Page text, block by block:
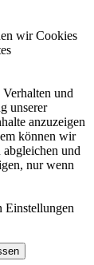
wir Cookies
und
unserer
anzuzeigen
können wir
und
nur wenn